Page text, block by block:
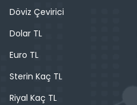
Döviz Çevirici
Dolar TL
Euro TL
Sterin Kaç TL
Riyal Kaç TL